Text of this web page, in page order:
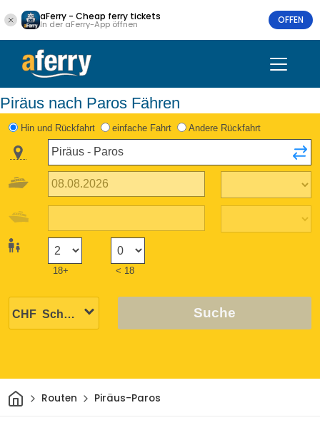
aFerry - Cheap ferry tickets
In der aFerry-App öffnen OFFEN
Piräus nach Paros Fähren
Hin und Rückfahrt einfache Fahrt Andere Rückfahrt
18+ < 18
Suche
HeimRouten Piräus-Paros